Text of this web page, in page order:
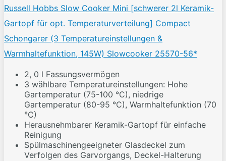
Russell Hobbs Slow Cooker Mini [schwerer 2l Keramik-
Gartopf für opt. Temperaturverteilung] Compact
Schongarer (3 Temperatureinstellungen &
Warmhaltefunktion, 145W) Slowcooker 25570-56*
2, 0 l Fassungsvermögen
3 wählbare Temperatureinstellungen: Hohe
Gartemperatur (75-100 °C), niedrige
Gartemperatur (80-95 °C), Warmhaltefunktion (70
°C)
Herausnehmbarer Keramik-Gartopf für einfache
Reinigung
Spülmaschinengeeigneter Glasdeckel zum
Verfolgen des Garvorgangs, Deckel-Halterung